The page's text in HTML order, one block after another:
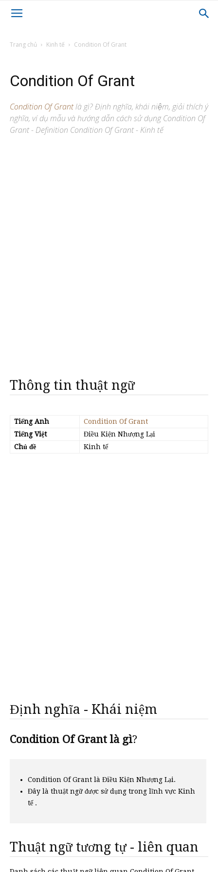
Trang chủ Kinh tế Condition Of Grant
Condition Of Grant
Condition Of Grantlà gì? Định nghĩa, khái niệm, giải thích ý
nghĩa, ví dụ mẫu và hướng dẫn cách sử dụng Condition Of
Grant - Definition Condition Of Grant - Kinh tế
Thông tin thuật ngữ
Tiếng Anh
Condition Of Grant
Tiếng Việt
Điều Kiện Nhượng Lại
Chủ đề
Kinh tế
Định nghĩa - Khái niệm
Condition Of Grant là gì?
Condition Of Grant là Điều Kiện Nhượng Lại.
Đây là thuật ngữ được sử dụng trong lĩnh vực Kinh
tế .
Thuật ngữ tương tự - liên quan